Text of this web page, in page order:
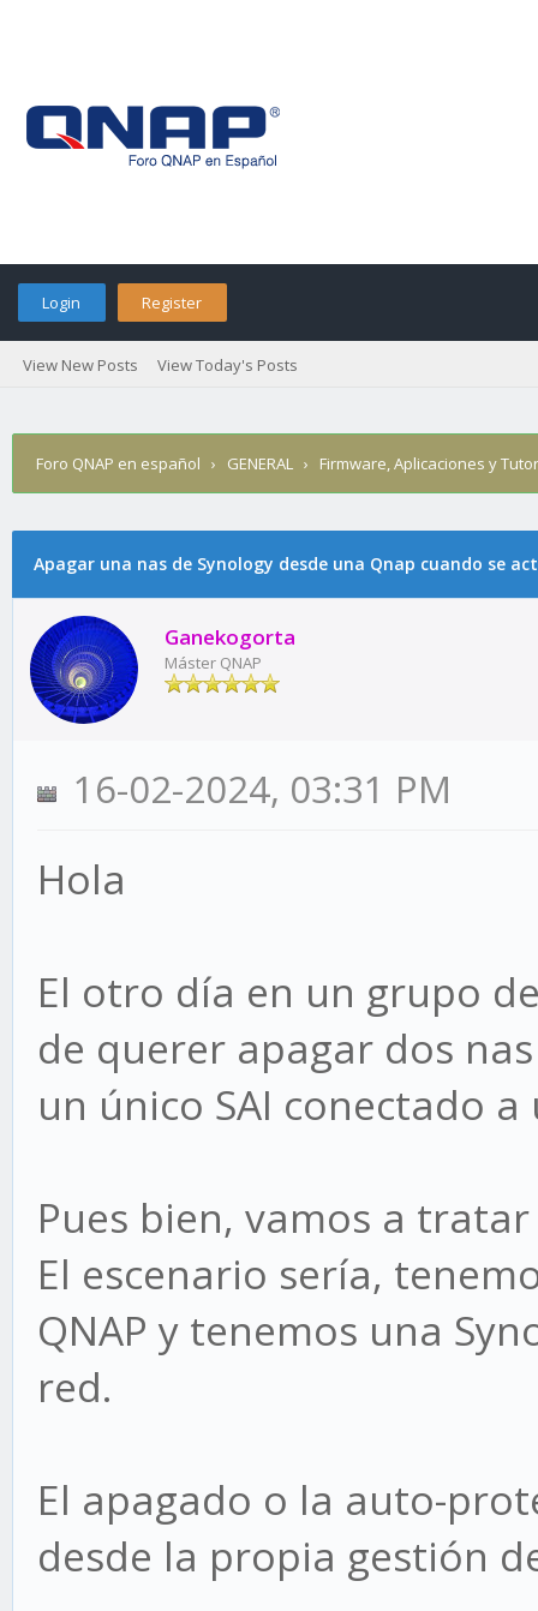
Login Register
View New Posts View Today's Posts
Foro QNAP en español › GENERAL › Firmware, Aplicaciones y
Apagar una nas de Synology desde una Qnap cuando se
Ganekogorta
Máster QNAP
16-02-2024, 03:31 PM
Hola
El otro día en un grupo
de querer apagar dos
un único SAI conectado a
Pues bien, vamos a
El escenario sería,
QNAP y tenemos una
red.
El apagado o la auto-
desde la propia gestión